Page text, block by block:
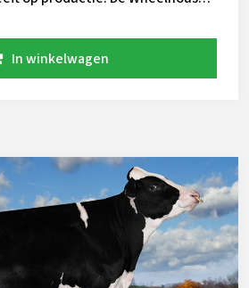
laag celgetal in combinatie met
In winkelwagen